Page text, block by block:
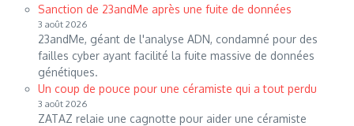
Sanction de 23andMe après une fuite de données
3 août 2026
23andMe, géant de l'analyse ADN, condamné pour des
failles cyber ayant facilité la fuite massive de données
génétiques.
Un coup de pouce pour une céramiste qui a tout perdu
3 août 2026
ZATAZ relaie une cagnotte pour aider une céramiste